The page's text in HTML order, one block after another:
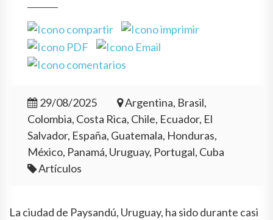
29/08/2025
Argentina, Brasil,
Colombia, Costa Rica, Chile, Ecuador, El
Salvador, España, Guatemala, Honduras,
México, Panamá, Uruguay, Portugal, Cuba
Artículos
La ciudad de Paysandú, Uruguay, ha sido durante casi